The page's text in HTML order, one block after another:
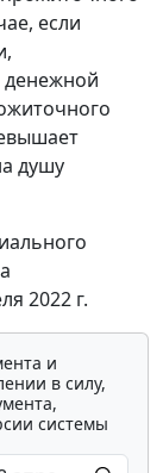
если
денежной
душу
2022 г.
и
в силу,
системы